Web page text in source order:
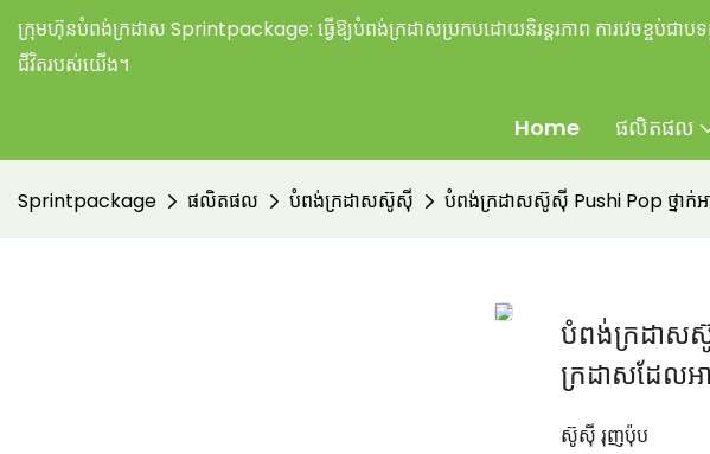
ក្រុមហ៊ុនបំពង់ក្រដាស Sprintpackage: ធ្វើឱ្យបំពង់ក្រដាសប្រកបដោយនិរន្តរភាព ការវេចខ្ចប់ជាបទ
ជីវិតរបស់យើង។
Home ផលិតផល
Sprintpackage ផលិតផល បំពង់ក្រដាសស៊ូស៊ី បំពង់ក្រដាសស៊ូស៊ី Pushi Pop ថ្នាក់អ
បំពង់ក្រដាសស៊ូ
ក្រដាសដែលអ
ស៊ូស៊ី រុញប៉ុប